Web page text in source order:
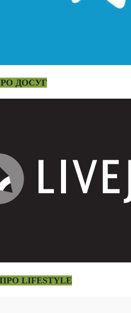
ДОСУГ
LIFESTYLE